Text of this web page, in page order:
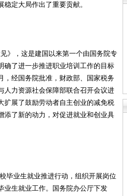
定大局作出了重要贡献。
，这是建国以来第一个由国务院专
确了进一步推进职业培训工作的目标
，经国务院批准，财政部、国家税务
人力资源社会保障部联合召开会议进
扩展了鼓励劳动者自主创业的减免税
添了新的动力，对促进就业和创业具
业生就业推进行动，组织开展岗位
业生就业工作。国务院办公厅下发